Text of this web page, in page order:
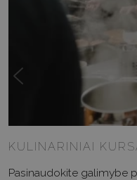
KULINARINIAI
Pasinaudokite galimybe